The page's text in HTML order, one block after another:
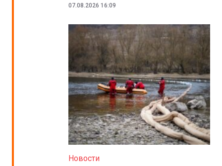
07.08.2026 16:09
Новости